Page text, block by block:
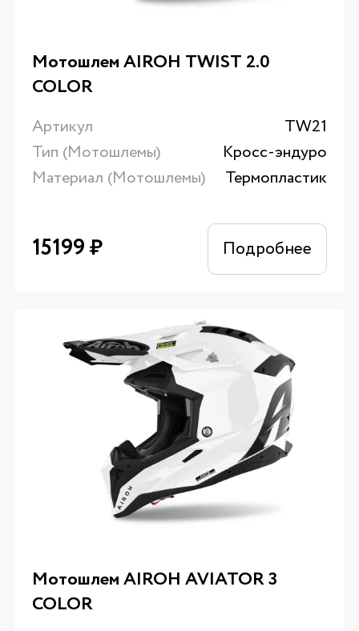
Мотошлем AIROH TWIST 2.0
COLOR
Артикул
TW21
Тип (Мотошлемы)
Кросс-эндуро
Материал (Мотошлемы)
Термопластик
15199₽ Подробнее
Мотошлем AIROH AVIATOR 3
COLOR